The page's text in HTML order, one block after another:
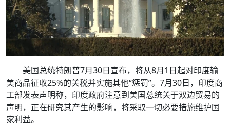
美国总统特朗普7月30日宣布，将从8月1日起对印度输
美商品征收25%的关税并实施其他“惩罚”。7月30日，印度商
工部发表声明称，印度政府注意到美国总统关于双边贸易的
声明，正在研究其产生的影响，将采取一切必要措施维护国
家利益。